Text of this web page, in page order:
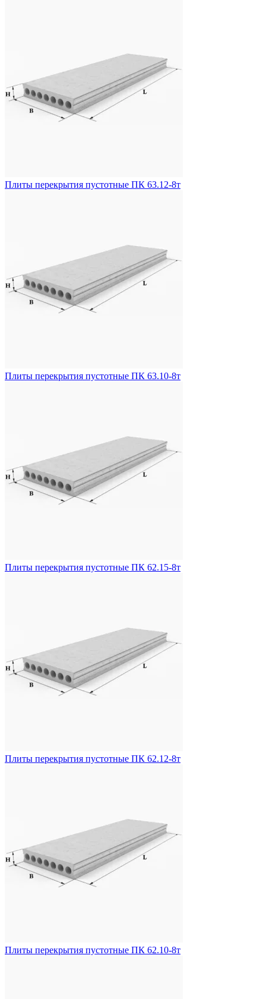
Плиты перекрытия пустотные ПК 63.12-8т
Плиты перекрытия пустотные ПК 63.10-8т
Плиты перекрытия пустотные ПК 62.15-8т
Плиты перекрытия пустотные ПК 62.12-8т
Плиты перекрытия пустотные ПК 62.10-8т